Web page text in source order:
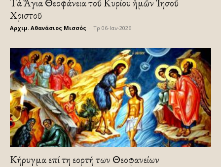
Χριστοῦ
Αρχιμ. Αθανάσιος Μισσός Τρ 06-Ιαν-2026
Κήρυγμα επί τη εορτή των Θεοφανείων